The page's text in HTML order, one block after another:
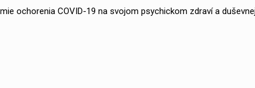
ochorenia COVID-19 na svojom psychickom zdraví a